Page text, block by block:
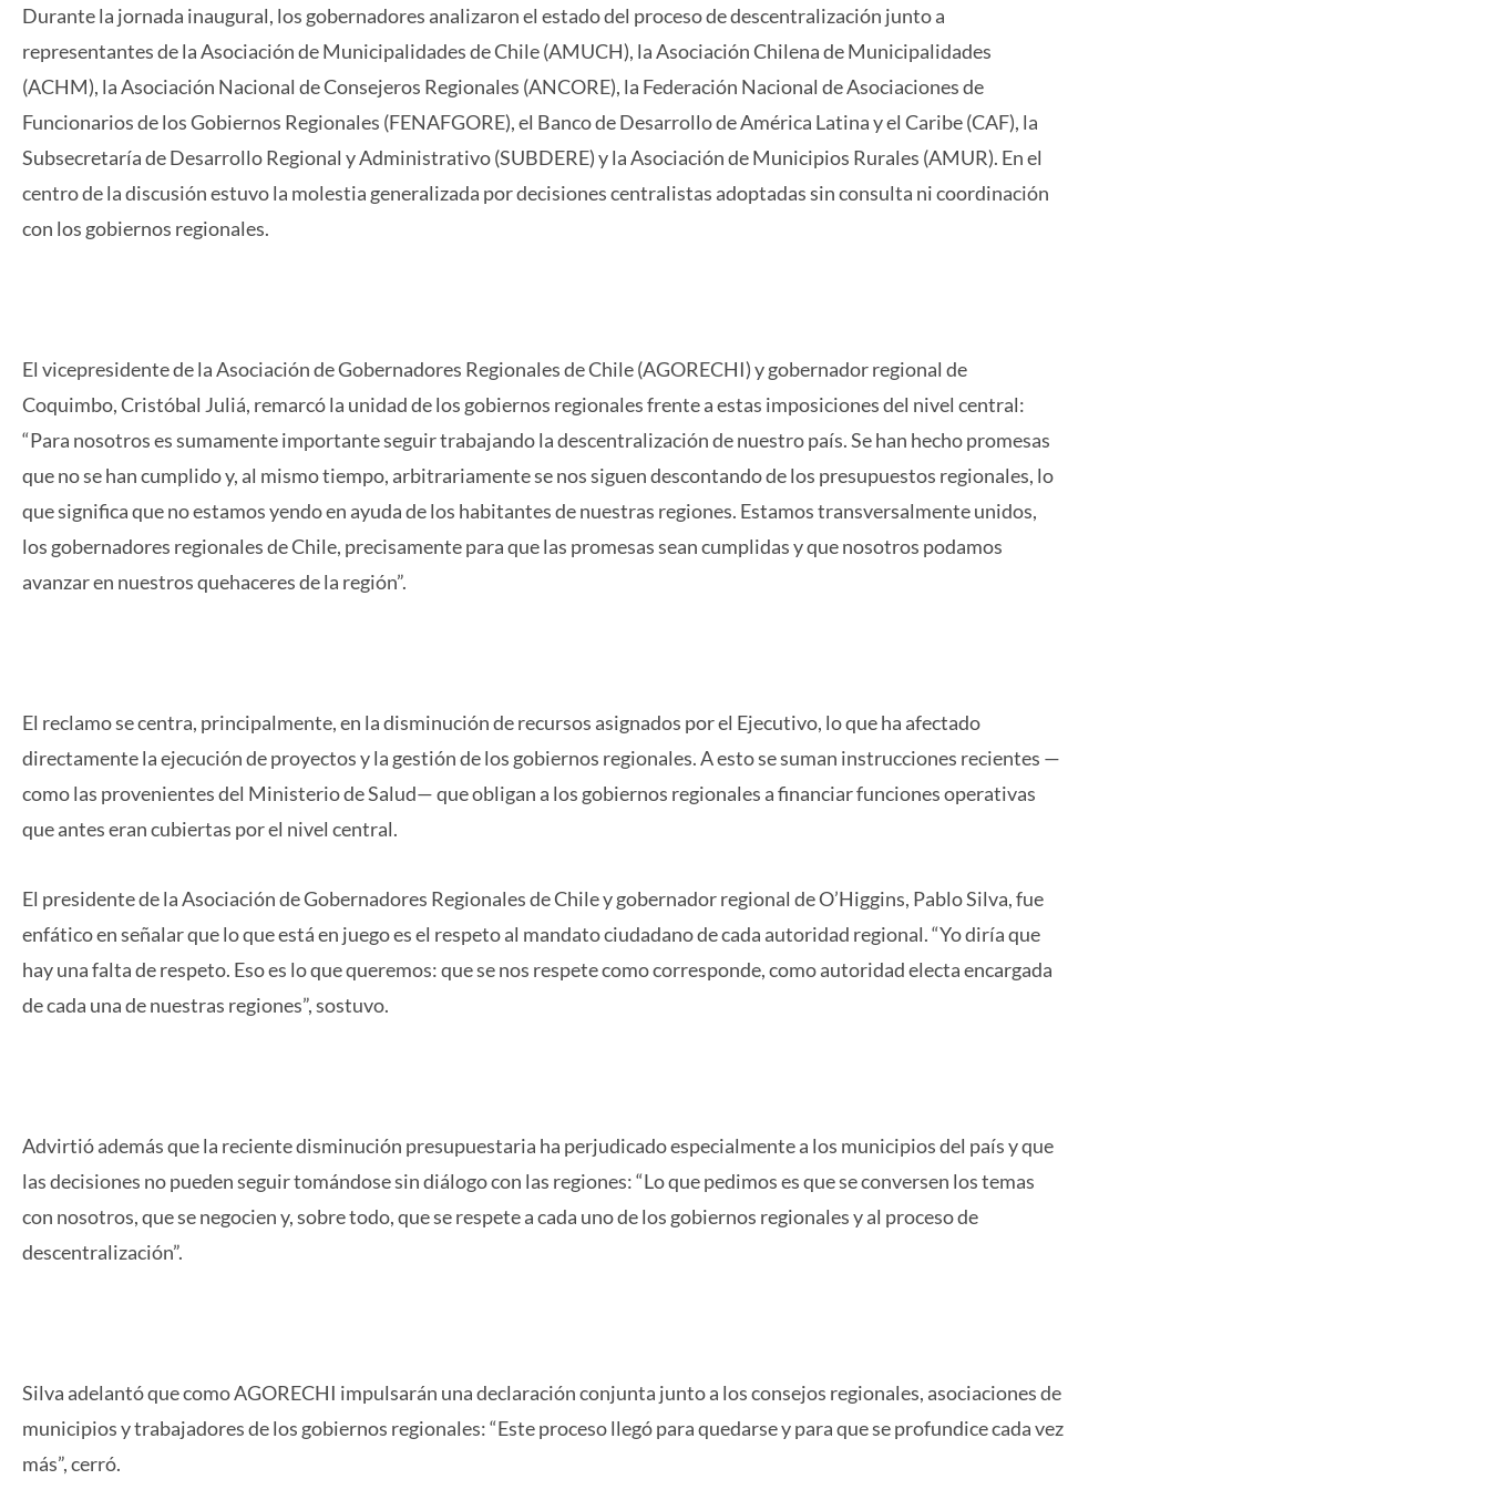
Durante la jornada inaugural, los gobernadores analizaron el estado del proceso de descentralización junto a
representantes de la Asociación de Municipalidades de Chile (AMUCH), la Asociación Chilena de Municipalidades
(ACHM), la Asociación Nacional de Consejeros Regionales (ANCORE), la Federación Nacional de Asociaciones de
Funcionarios de los Gobiernos Regionales (FENAFGORE), el Banco de Desarrollo de América Latina y el Caribe (CAF), la
Subsecretaría de Desarrollo Regional y Administrativo (SUBDERE) y la Asociación de Municipios Rurales (AMUR). En el
centro de la discusión estuvo la molestia generalizada por decisiones centralistas adoptadas sin consulta ni coordinación
con los gobiernos regionales.
El vicepresidente de la Asociación de Gobernadores Regionales de Chile (AGORECHI) y gobernador regional de
Coquimbo, Cristóbal Juliá, remarcó la unidad de los gobiernos regionales frente a estas imposiciones del nivel central:
“Para nosotros es sumamente importante seguir trabajando la descentralización de nuestro país. Se han hecho promesas
que no se han cumplido y, al mismo tiempo, arbitrariamente se nos siguen descontando de los presupuestos regionales, lo
que significa que no estamos yendo en ayuda de los habitantes de nuestras regiones. Estamos transversalmente unidos,
los gobernadores regionales de Chile, precisamente para que las promesas sean cumplidas y que nosotros podamos
avanzar en nuestros quehaceres de la región”.
El reclamo se centra, principalmente, en la disminución de recursos asignados por el Ejecutivo, lo que ha afectado
directamente la ejecución de proyectos y la gestión de los gobiernos regionales. A esto se suman instrucciones recientes —
como las provenientes del Ministerio de Salud— que obligan a los gobiernos regionales a financiar funciones operativas
que antes eran cubiertas por el nivel central.
El presidente de la Asociación de Gobernadores Regionales de Chile y gobernador regional de O’Higgins, Pablo Silva, fue
enfático en señalar que lo que está en juego es el respeto al mandato ciudadano de cada autoridad regional. “Yo diría que
hay una falta de respeto. Eso es lo que queremos: que se nos respete como corresponde, como autoridad electa encargada
de cada una de nuestras regiones”, sostuvo.
Advirtió además que la reciente disminución presupuestaria ha perjudicado especialmente a los municipios del país y que
las decisiones no pueden seguir tomándose sin diálogo con las regiones: “Lo que pedimos es que se conversen los temas
con nosotros, que se negocien y, sobre todo, que se respete a cada uno de los gobiernos regionales y al proceso de
descentralización”.
Silva adelantó que como AGORECHI impulsarán una declaración conjunta junto a los consejos regionales, asociaciones de
municipios y trabajadores de los gobiernos regionales: “Este proceso llegó para quedarse y para que se profundice cada vez
más”, cerró.